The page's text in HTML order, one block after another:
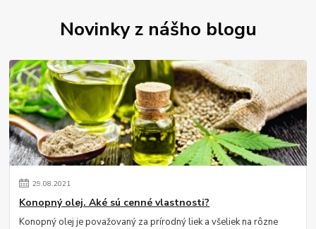
Novinky z nášho blogu
29.08.2021
Konopný olej. Aké sú cenné vlastnosti?
Konopný olej je považovaný za prírodný liek a všeliek na rôzne